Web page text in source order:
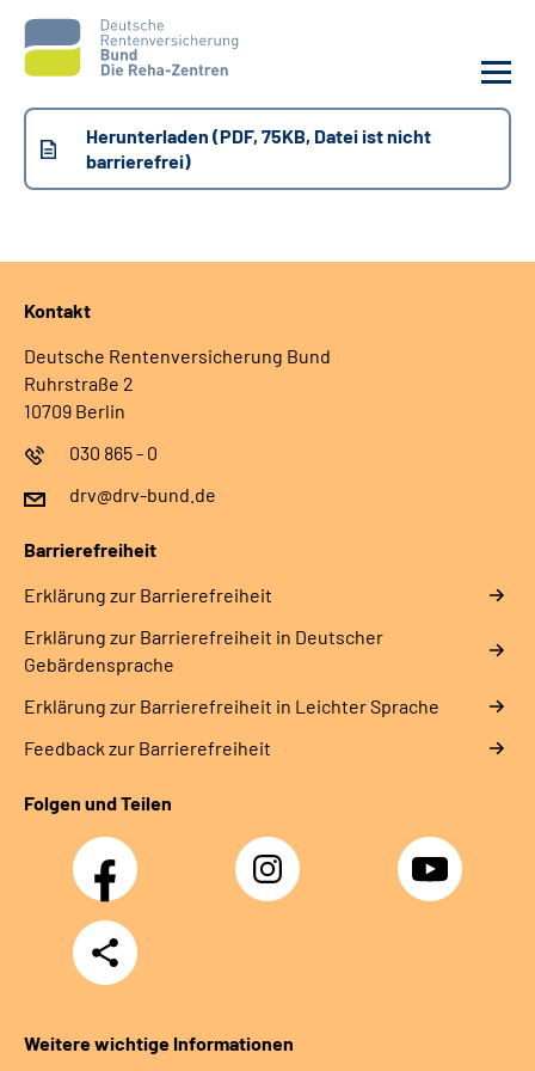
Aktuelles
Karriere
Sozialdienste & Zuweisende
Erweiterte Suche
Gebärdensprache
Leichte Sprache
Herunterladen (PDF, 75KB, Datei ist nicht
barrierefrei)
Kontakt
Deutsche Rentenversicherung Bund
Ruhrstraße 2
10709 Berlin
030 865 - 0
drv@drv-bund.de
Barrierefreiheit
Erklärung zur Barrierefreiheit
Erklärung zur Barrierefreiheit in Deutscher
Gebärdensprache
Erklärung zur Barrierefreiheit in Leichter Sprache
Feedback zur Barrierefreiheit
Folgen und Teilen
Facebook Instagram YouTube
Teilen
Weitere wichtige Informationen